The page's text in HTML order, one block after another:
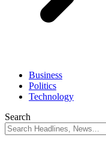
Business
Politics
Technology
Search